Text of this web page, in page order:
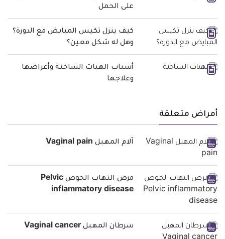
على الحمل
كيف ينزل تكيس المبايض مع الدورة؟
وهل له شكل معين؟
أسباب الهبات الساخنة وأعراضها
وعلاجها
أمراض متعلقة
آلام المهبل Vaginal pain
مرض التهاب الحوض Pelvic
inflammatory disease
سرطان المهبل Vaginal cancer